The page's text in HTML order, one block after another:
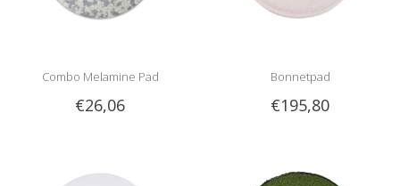
Combo Melamine Pad
€26,06
Bonnetpad
€195,80